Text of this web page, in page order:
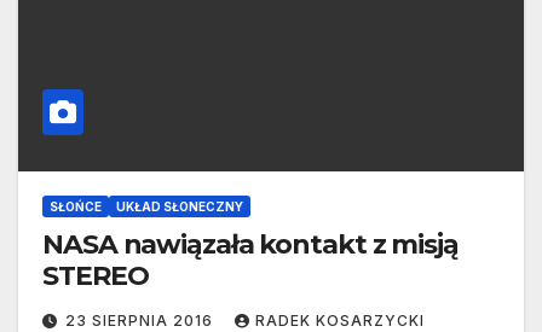
SŁOŃCE UKŁAD SŁONECZNY
NASA nawiązała kontakt z misją
STEREO
23 SIERPNIA 2016 RADEK KOSARZYCKI